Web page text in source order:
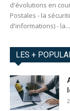
d'évolutions en
Postales - la
d'informations) - la...
LES +